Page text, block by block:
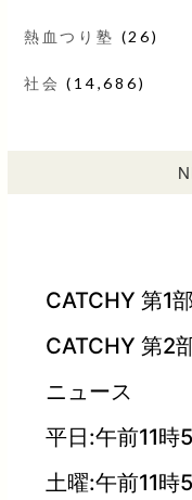
熱血つり塾 (26)
社会 (14,686)
CATCHY 第1
CATCHY 第2
ニュース
平日:午前11時
土曜:午前11時